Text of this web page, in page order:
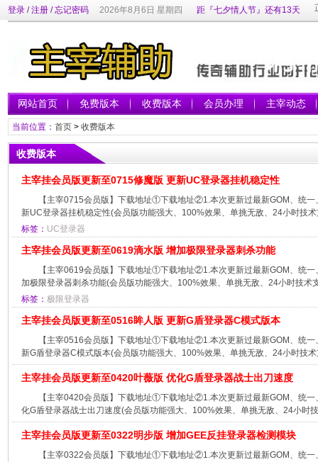
登录/注册/忘记密码 2026年8月6日 星期四 距『七夕情人节』还有13天
网站首页 免费版本 收费版本 会员办理 主宰动态
当前位置： 首页> 收费版本
收费版本
主宰挂会员版更新至0715修魔版 更新UC登录器挂机稳定性
【主宰0715会员版】下载地址①下载地址②1.本次更新过最新GOM、统
新UC登录器挂机稳定性(会员版功能强大、100%效果、单挑无敌、24小时技
标签： UC登录器
主宰挂会员版更新至0619滴水版 增加极限登录器刺杀功能
【主宰0619会员版】下载地址①下载地址②1.本次更新过最新GOM、统
加极限登录器刺杀功能(会员版功能强大、100%效果、单挑无敌、24小时技术
标签： 极限登录器
主宰挂会员版更新至0516眸人版 更新G盾登录器C模式版本
【主宰0516会员版】下载地址①下载地址②1.本次更新过最新GOM、统
新G盾登录器C模式版本(会员版功能强大、100%效果、单挑无敌、24小时技
主宰挂会员版更新至0420叶薇版 优化G盾登录器战士出刀速度
【主宰0420会员版】下载地址①下载地址②1.本次更新过最新GOM、统
化G盾登录器战士出刀速度(会员版功能强大、100%效果、单挑无敌、24小时
主宰挂会员版更新至0322明步版 增加GEE反挂登录器检测模块
【主宰0322会员版】下载地址①下载地址②1.本次更新过最新GOM、统